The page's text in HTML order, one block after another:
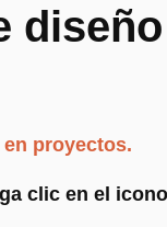
proyectos.
clic en el